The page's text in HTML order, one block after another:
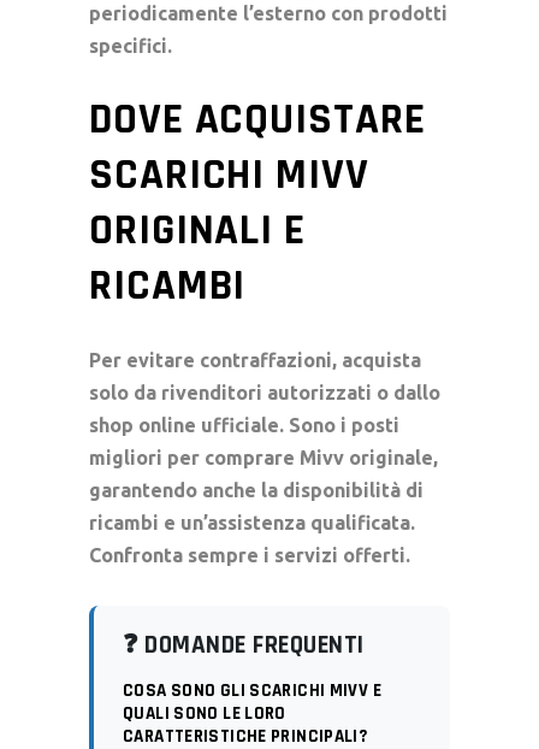
periodicamente l’esterno con prodotti
specifici.
DOVE ACQUISTARE
SCARICHI MIVV
ORIGINALI E
RICAMBI
Per evitare contraffazioni, acquista
solo da rivenditori autorizzati o dallo
shop online ufficiale. Sono i posti
migliori per comprare Mivv originale,
garantendo anche la disponibilità di
ricambi e un’assistenza qualificata.
Confronta sempre i servizi offerti.
❓ DOMANDE FREQUENTI
COSA SONO GLI SCARICHI MIVV E
QUALI SONO LE LORO
CARATTERISTICHE PRINCIPALI?